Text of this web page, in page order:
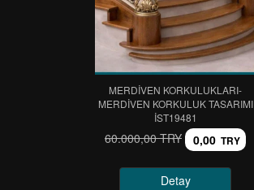
MERDİVEN KORKULUKLARI-
MERDİVEN KORKULUK TASARIMI
IST19481
60.000,00 TRY 0,00 TRY
Detay